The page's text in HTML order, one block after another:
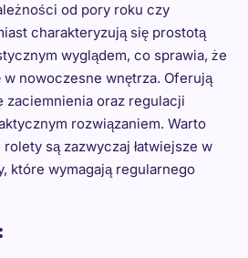
od pory roku czy
charakteryzują się prostotą
wyglądem, co sprawia, że
nowoczesne wnętrza. Oferują
zaciemnienia oraz regulacji
rozwiązaniem. Warto
są zazwyczaj łatwiejsze w
które wymagają regularnego